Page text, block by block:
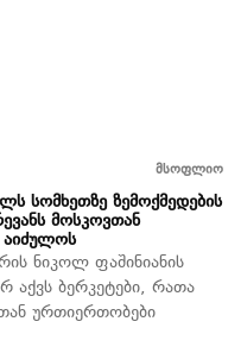
მსოფლიო
სომხეთზე ზემოქმედების
მოსკოვთან
აიძულოს
ნიკოლ ფაშინიანის
აქვს ბერკეტები, რათა
ურთიერთობები